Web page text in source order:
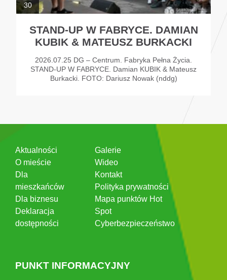
30
STAND-UP W FABRYCE. DAMIAN
KUBIK & MATEUSZ BURKACKI
2026.07.25 DG – Centrum. Fabryka Pełna Życia.
STAND-UP W FABRYCE. Damian KUBIK & Mateusz
Burkacki. FOTO: Dariusz Nowak (nddg)
Aktualności
O mieście
Dla
mieszkańców
Dla biznesu
Deklaracja
dostępności
Galerie
Wideo
Kontakt
Polityka prywatności
Mapa punktów Hot
Spot
Cyberbezpieczeństwo
PUNKT INFORMACYJNY